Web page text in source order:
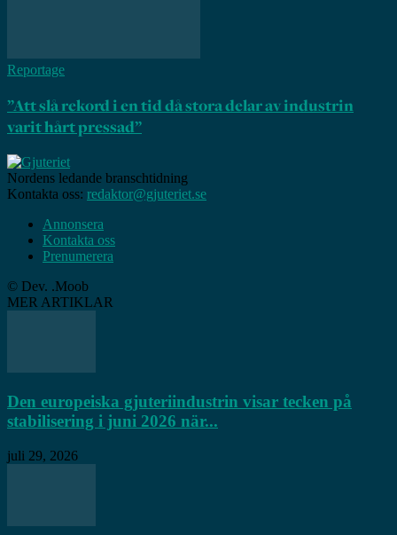
Reportage
”Att slå rekord i en tid då stora delar av industrin
varit hårt pressad”
Nordens ledande branschtidning
Kontakta oss: redaktor@gjuteriet.se
Annonsera
Kontakta oss
Prenumerera
© Dev. .Moob
MER ARTIKLAR
Den europeiska gjuteriindustrin visar tecken på
stabilisering i juni 2026 när...
juli 29, 2026